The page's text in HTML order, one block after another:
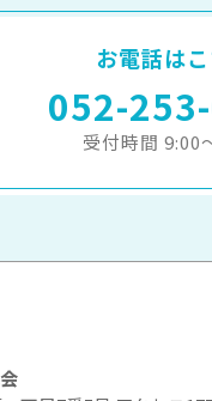
お電話は
052-
受付時間 9:00